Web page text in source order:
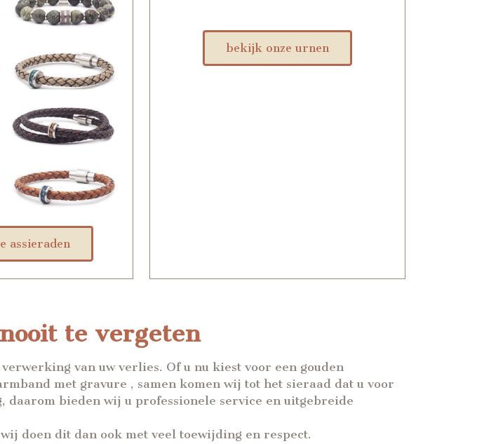
assieraden
bekijk onze urnen
te vergeten
van uw verlies. Of u nu kiest voor een gouden
met gravure , samen komen wij tot het sieraad dat u voor
daarom bieden wij u professionele service en uitgebreide
doen dit dan ook met veel toewijding en respect.